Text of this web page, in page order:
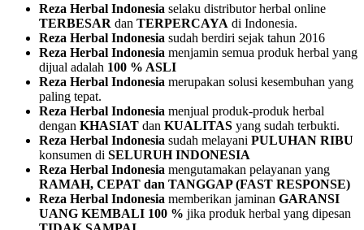
Reza Herbal Indonesia selaku distributor herbal online
TERBESAR dan TERPERCAYA di Indonesia.
Reza Herbal Indonesia sudah berdiri sejak tahun 2016
Reza Herbal Indonesia menjamin semua produk herbal yang
dijual adalah 100 % ASLI
Reza Herbal Indonesia merupakan solusi kesembuhan yang
paling tepat.
Reza Herbal Indonesia menjual produk-produk herbal
dengan KHASIAT dan KUALITAS yang sudah terbukti.
Reza Herbal Indonesia sudah melayani PULUHAN RIBU
konsumen di SELURUH INDONESIA
Reza Herbal Indonesia mengutamakan pelayanan yang
RAMAH, CEPAT dan TANGGAP (FAST RESPONSE)
Reza Herbal Indonesia memberikan jaminan GARANSI
UANG KEMBALI 100 % jika produk herbal yang dipesan